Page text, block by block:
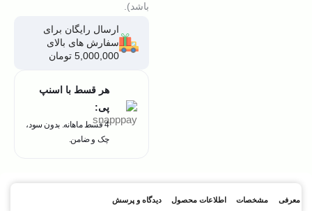
باشد).
ارسال رایگان برای
سفارش های بالای
5,000,000 تومان
هر قسط با اسنپ
پی:
4 قسط ماهانه. بدون سود،
چک و ضامن.
معرفی مشخصات اطلاعات محصول دیدگاه و پرسش